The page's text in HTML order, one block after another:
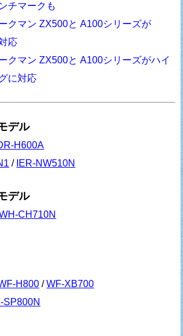
チマークも
クマン ZX500と A100シリーズが
応
クマン ZX500と A100シリーズがハイ
に対応
デル
H600A
/ IER-NW510N
デル
CH710N
H800 /WF-XB700
SP800N